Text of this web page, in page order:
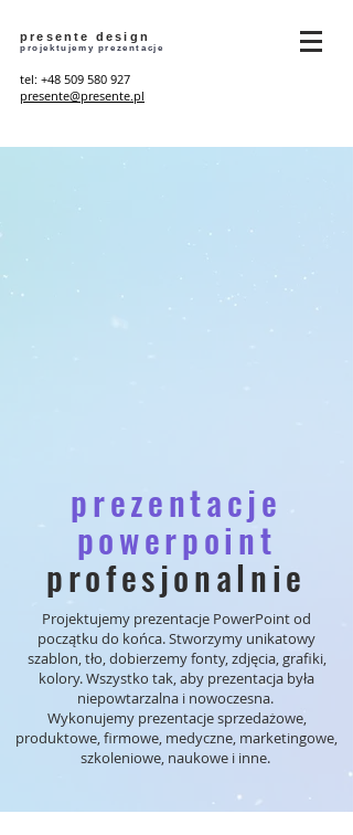
presente design
projektujemy prezentacje
tel: +48 509 580 927
presente@presente.pl
prezentacje
powerpoint
profesjonalnie
Projektujemy prezentacje PowerPoint od
początku do końca. Stworzymy unikatowy
szablon, tło, dobierzemy fonty, zdjęcia, grafiki,
kolory. Wszystko tak, aby prezentacja była
niepowtarzalna i nowoczesna.
Wykonujemy prezentacje sprzedażowe,
produktowe, firmowe, medyczne, marketingowe,
szkoleniowe, naukowe i inne.